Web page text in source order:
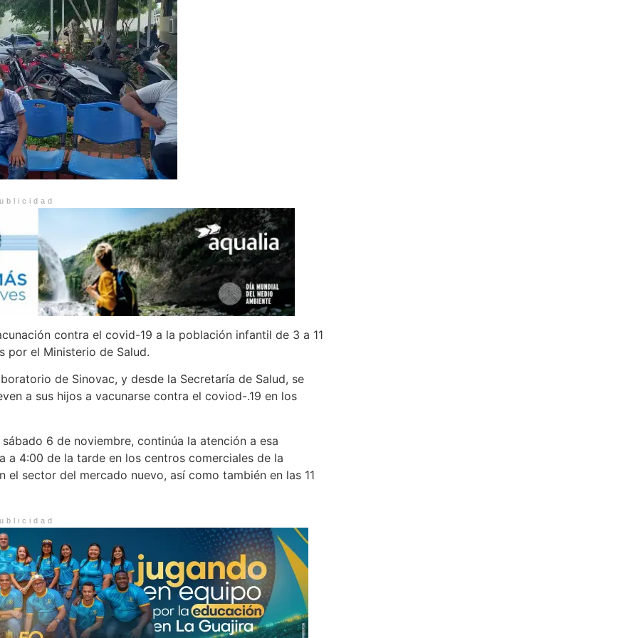
contra el covid-19 a la población infantil de 3 a 11
por el Ministerio de Salud.
de Sinovac, y desde la Secretaría de Salud, se
a sus hijos a vacunarse contra el coviod-.19 en los
6 de noviembre, continúa la atención a esa
a 4:00 de la tarde en los centros comerciales de la
el sector del mercado nuevo, así como también en las 11